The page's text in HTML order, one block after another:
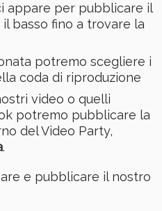
appare per pubblicare il
basso fino a trovare la
potremo scegliere i
coda di riproduzione
video o quelli
potremo pubblicare la
del Video Party,
.
e pubblicare il nostro